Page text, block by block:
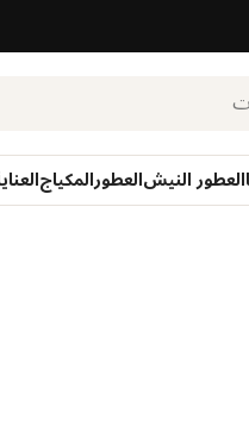
العطور النيشالعطورالمكياج